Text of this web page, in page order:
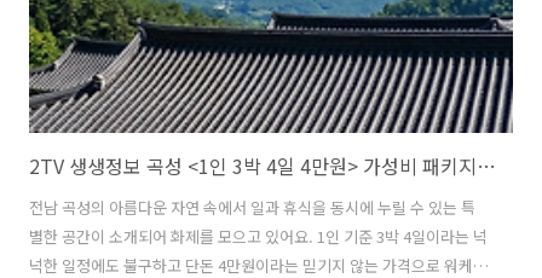
2TV 생생정보 곡성 <1인 3박 4일 4만원> 가성비 패키지숙소 위치
전남 곡성의 아름다운 자연 속에서 일과 휴식을 동시에 누릴 수 있는 특
별한 공간이 소개되어 화제를 모으고 있어요. 1인 기준 3박 4일이라는 넉
넉한 일정에도 불구하고 단돈 4만원이라는 믿기지 않는 가격으로 워케이